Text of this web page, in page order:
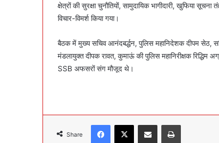
क्षेत्रों की सुरक्षा चुनौतियों, सामुदायिक भागीदारी, खुफिया
विचार-विमर्श किया गया।
बैठक में मुख्य सचिव आनंदबर्द्धन, पुलिस महानिदेशक दीपम
मंडलायुक्त दीपक रावत, कुमाऊं की पुलिस महानिरीक्षक
SSB अफसरों संग मौजूद थे।
Share